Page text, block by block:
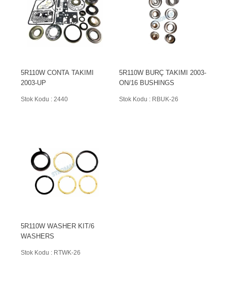
5R110W CONTA TAKIMI
2003-UP
Stok Kodu : 2440
5R110W BURÇ TAKIMI 2003-
ON/16 BUSHINGS
Stok Kodu : RBUK-26
5R110W WASHER KIT/6
WASHERS
Stok Kodu : RTWK-26